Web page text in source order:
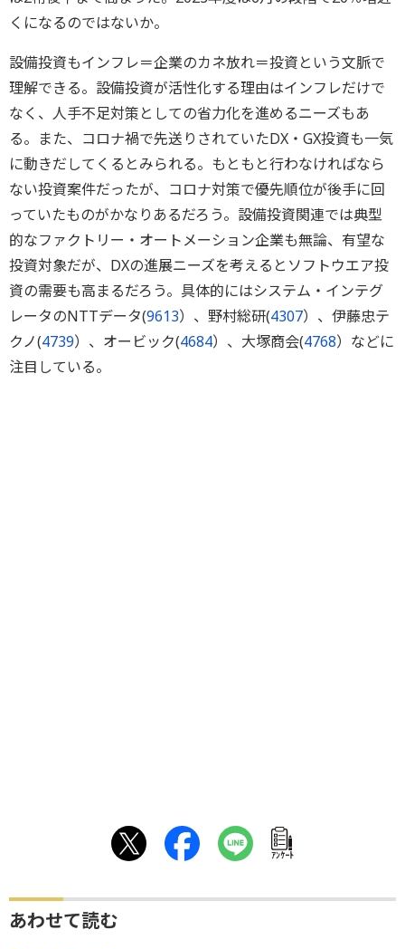
くになるのではないか。
設備投資もインフレ＝企業のカネ放れ＝投資という文脈で
理解できる。設備投資が活性化する理由はインフレだけで
なく、人手不足対策としての省力化を進めるニーズもあ
る。また、コロナ禍で先送りされていたDX・GX投資も一気
に動きだしてくるとみられる。もともと行わなければなら
ない投資案件だったが、コロナ対策で優先順位が後手に回
っていたものがかなりあるだろう。設備投資関連では典型
的なファクトリー・オートメーション企業も無論、有望な
投資対象だが、DXの進展ニーズを考えるとソフトウエア投
資の需要も高まるだろう。具体的にはシステム・インテグ
レータのNTTデータ(9613）、野村総研(4307）、伊藤忠テ
クノ(4739）、オービック(4684）、大塚商会(4768）などに
注目している。
ｱﾝｹｰﾄ
あわせて読む